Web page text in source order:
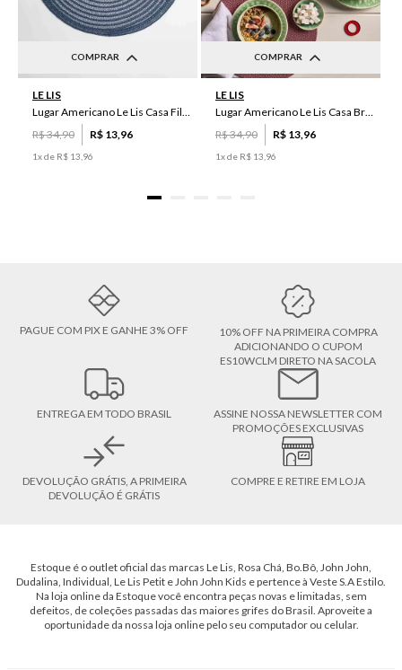
COMPRAR
LE LIS
Lugar Americano Le Lis Casa Filipa
R$34,90 R$ 13 96
1x de R$ 13 96
COMPRAR
LE LIS
Lugar Americano Le Lis Casa Brenda
R$34,90 R$ 13 96
1x de R$ 13 96
PAGUE COM PIX E GANHE 3% OFF
10% OFF NA PRIMEIRA COMPRA
ADICIONANDO O CUPOM
ES10WCLM DIRETO NA SACOLA
ENTREGA EM TODO BRASIL
ASSINE NOSSA NEWSLETTER COM
PROMOÇÕES EXCLUSIVAS
DEVOLUÇÃO GRÁTIS, A PRIMEIRA
DEVOLUÇÃO É GRÁTIS
COMPRE E RETIRE EM LOJA
Estoque é o outlet oficial das marcas Le Lis, Rosa Chá, Bo.Bô, John John,
Dudalina, Individual, Le Lis Petit e John John Kids e pertence à Veste S.A Estilo.
Na loja online da Estoque você encontra peças novas e limitadas, sem
defeitos, de coleções passadas das maiores grifes do Brasil. Aproveite a
oportunidade da nossa loja online pelo seu computador ou celular.